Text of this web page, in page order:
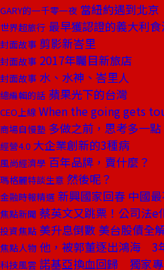
GARY的一千零一夜 當紐約遇到北京
世界超旅行 最早獲認證的義大利
封面故事 剪影新峇里
封面故事 2017年矚目新旅店
封面故事 水、水神、峇里人
總編輯的話 蘋果光下的台灣
CEO上線 When the going gets
商場自慢塾 多做之前，思考多一點
經營4.0 大企業創新的3種病
風尚經濟學 百年品牌，賣什麼？
瑪格麗特談生意 然後呢？
金融時報精選 新興國家回春 中國
焦點新聞 蔡英文又跳票！公司法e
投資焦點 美升息倒數 美台股債全
焦點人物 他，被郭董逐出鴻海 3
科技風雲 諾基亞換血回歸 獨家